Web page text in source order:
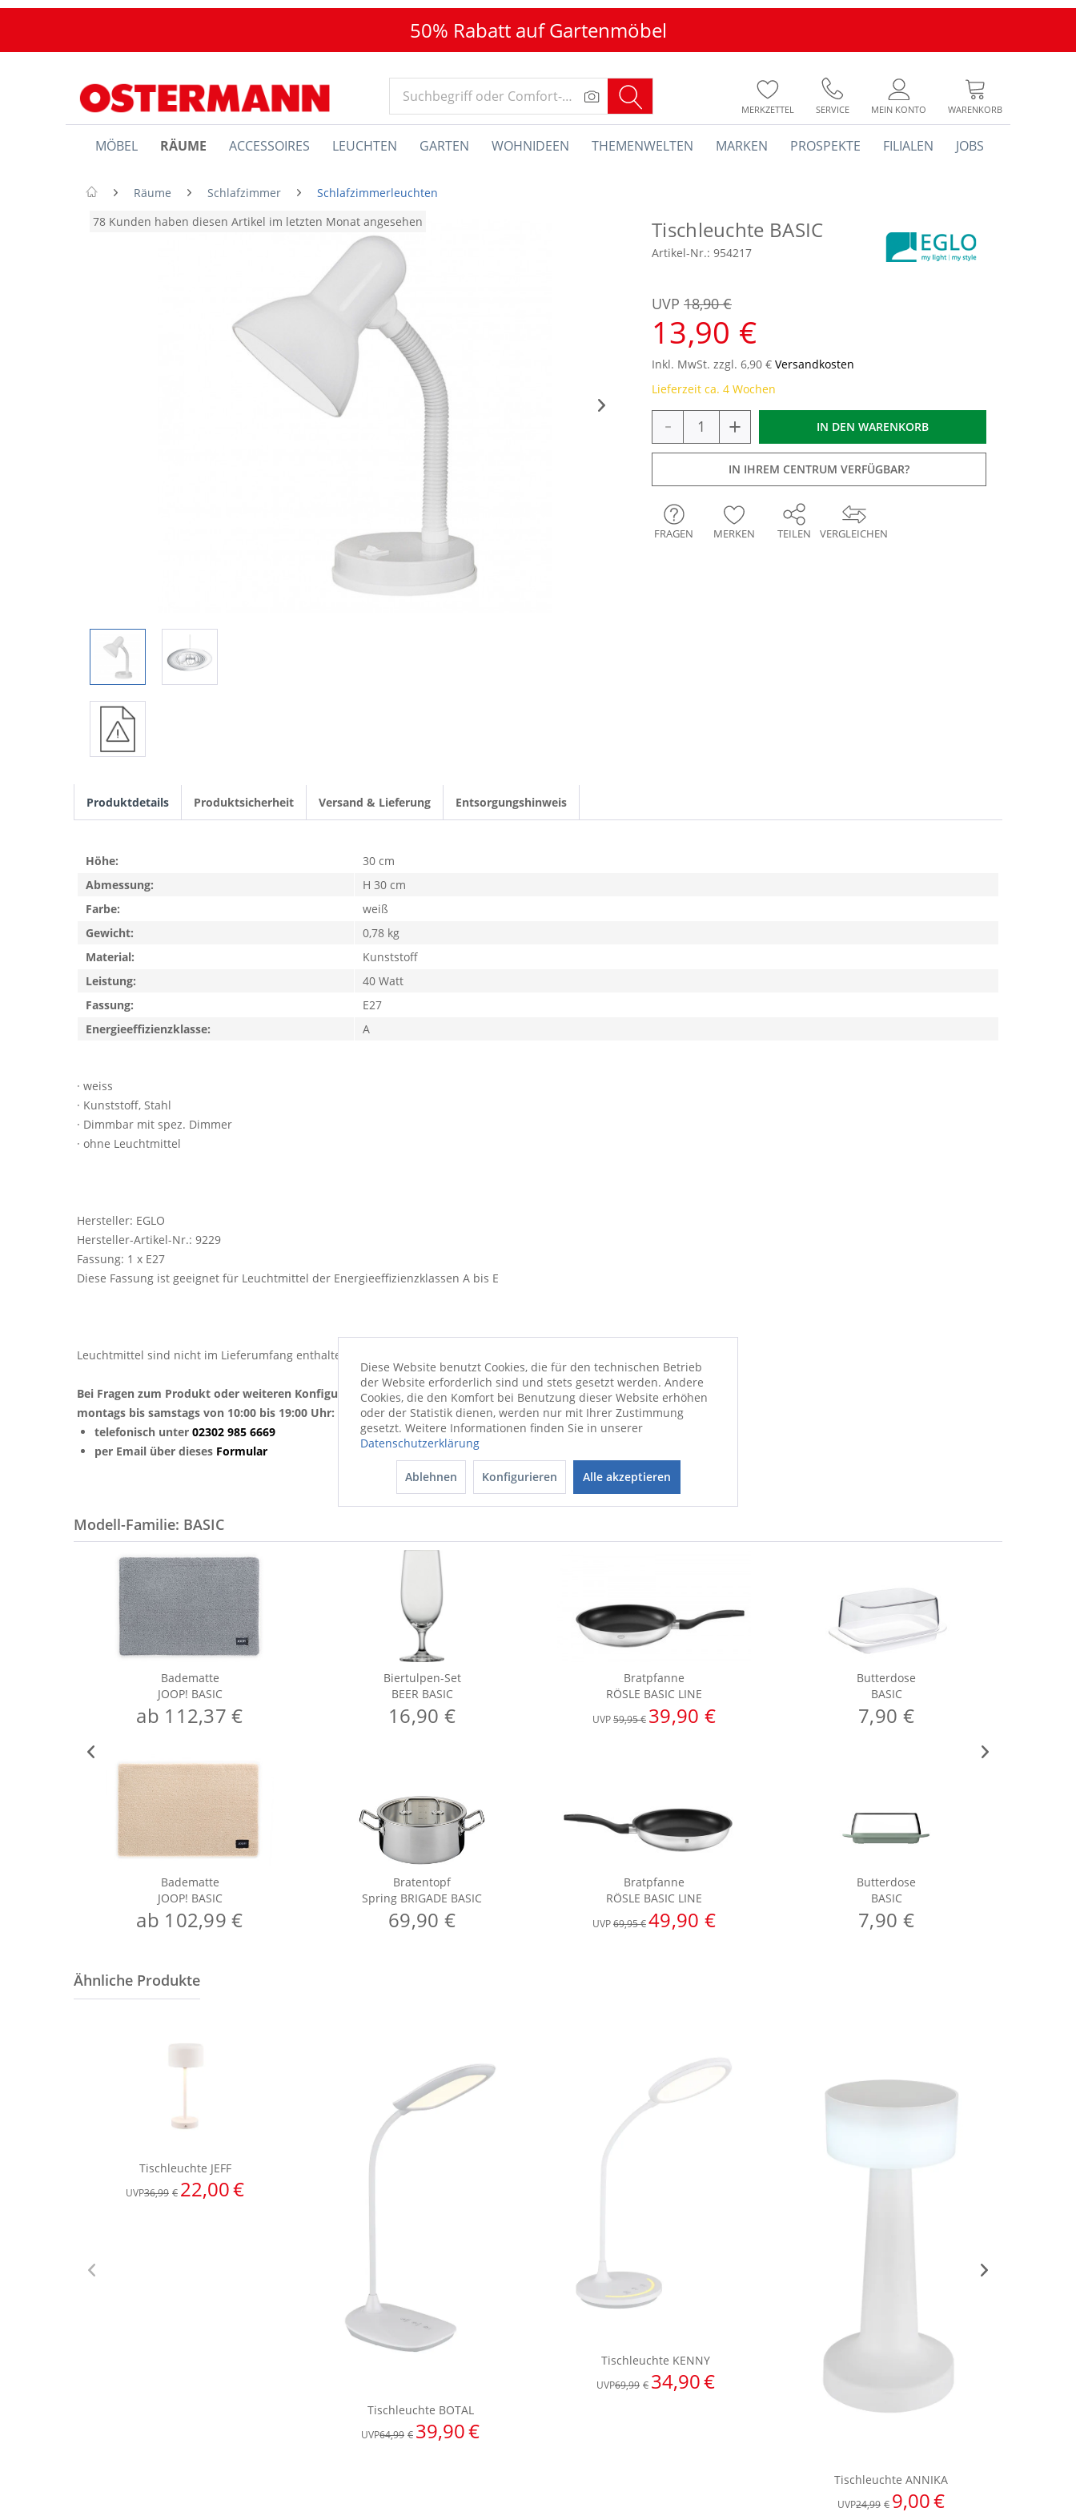
50% Rabatt auf Gartenmöbel
MERKZETTEL SERVICE MEIN KONTO WARENKORB
MÖBEL RÄUME ACCESSOIRES LEUCHTEN GARTEN WOHNIDEEN THEMENWELTEN MARKEN PROSPEKTE FILIALEN JOBS
Räume Schlafzimmer
Schlafzimmerleuchten
78 Kunden haben diesen Artikel im letzten Monat angesehen
Tischleuchte BASIC
Artikel-Nr.: 954217
13,90 €
UVP 18,90 €
Inkl. MwSt. zzgl. 6,90 € Versandkosten
Lieferzeit ca. 4 Wochen
- + IN DEN WARENKORB
IN IHREM CENTRUM VERFÜGBAR?
VERGLEICHEN
FRAGEN MERKEN TEILEN
Produktdetails Produktsicherheit Versand & Lieferung Entsorgungshinweis
· weiss
· Kunststoff, Stahl
· Dimmbar mit spez. Dimmer
· ohne Leuchtmittel
Hersteller: EGLO
Hersteller-Artikel-Nr.: 9229
Fassung: 1 x E27
Diese Fassung ist geeignet für Leuchtmittel der Energieeffizienzklassen A bis E
Leuchtmittel sind nicht im Lieferumfang enthalten
Bei Fragen zum Produkt oder weiteren Konfigurationswünschen beraten wir Sie gerne
montags bis samstags von 10:00 bis 19:00 Uhr:
telefonisch unter 02302 985 6669
per Email über dieses Formular
Höhe:
30 cm
Abmessung:
H 30 cm
Farbe:
weiß
Gewicht:
0,78 kg
Material:
Kunststoff
Leistung:
40 Watt
Fassung:
E27
Energieeffizienzklasse:
A
Modell-Familie: BASIC
Badematte
JOOP! BASIC
ab 112,37 €
Badematte
JOOP! BASIC
ab 102,99 €
Biertulpen-Set
BEER BASIC
16,90 €
Bratentopf
Spring BRIGADE BASIC
69,90 €
Bratpfanne
RÖSLE BASIC LINE
UVP59,95 € 39,90 €
Bratpfanne
RÖSLE BASIC LINE
UVP69,95 €49,90 €
Butterdose
BASIC
7,90 €
Butterdose
BASIC
7,90 €
Diese Website benutzt Cookies, die für den technischen Betrieb
der Website erforderlich sind und stets gesetzt werden. Andere
Cookies, die den Komfort bei Benutzung dieser Website erhöhen
oder der Statistik dienen, werden nur mit Ihrer Zustimmung
gesetzt. Weitere Informationen finden Sie in unserer
Datenschutzerklärung
Ablehnen Konfigurieren Alle akzeptieren